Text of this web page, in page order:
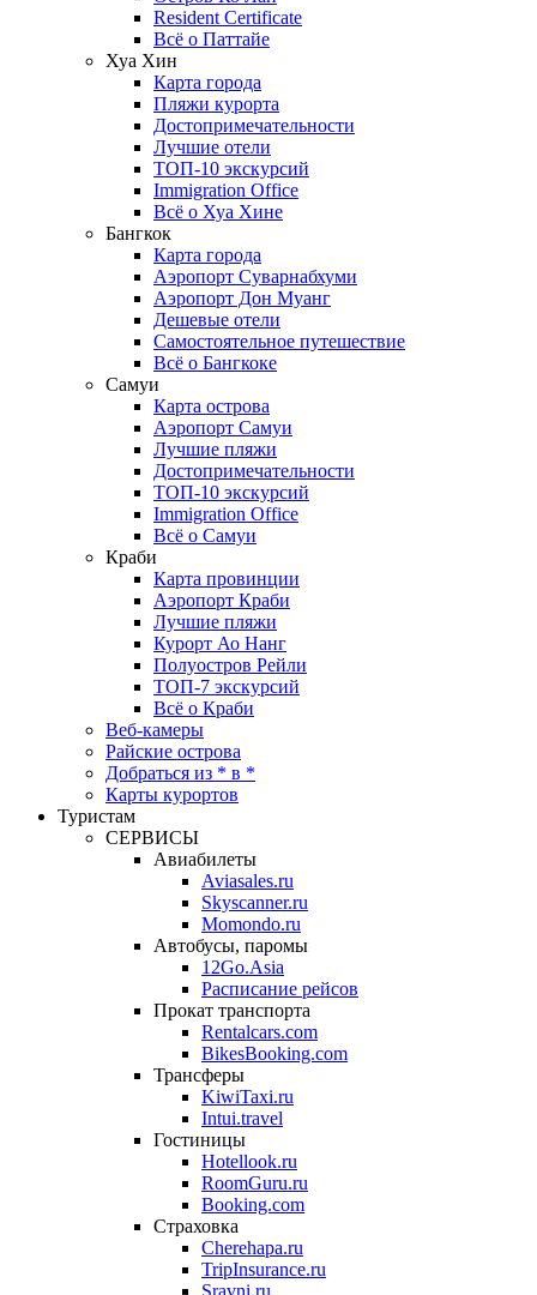
Resident Certificate
Всё о Паттайе
Хуа Хин
Карта города
Пляжи курорта
Достопримечательности
Лучшие отели
ТОП-10 экскурсий
Immigration Office
Всё о Хуа Хине
Бангкок
Карта города
Аэропорт Суварнабхуми
Аэропорт Дон Муанг
Дешевые отели
Самостоятельное путешествие
Всё о Бангкоке
Самуи
Карта острова
Аэропорт Самуи
Лучшие пляжи
Достопримечательности
ТОП-10 экскурсий
Immigration Office
Всё о Самуи
Краби
Карта провинции
Аэропорт Краби
Лучшие пляжи
Курорт Ао Нанг
Полуостров Рейли
ТОП-7 экскурсий
Всё о Краби
Веб-камеры
Райские острова
Добраться из * в *
Карты курортов
Туристам
СЕРВИСЫ
Авиабилеты
Aviasales.ru
Skyscanner.ru
Momondo.ru
Автобусы, паромы
12Go.Asia
Расписание рейсов
Прокат транспорта
Rentalcars.com
BikesBooking.com
Трансферы
KiwiTaxi.ru
Intui.travel
Гостиницы
Hotellook.ru
RoomGuru.ru
Booking.com
Страховка
Cherehapa.ru
TripInsurance.ru
Sravni.ru